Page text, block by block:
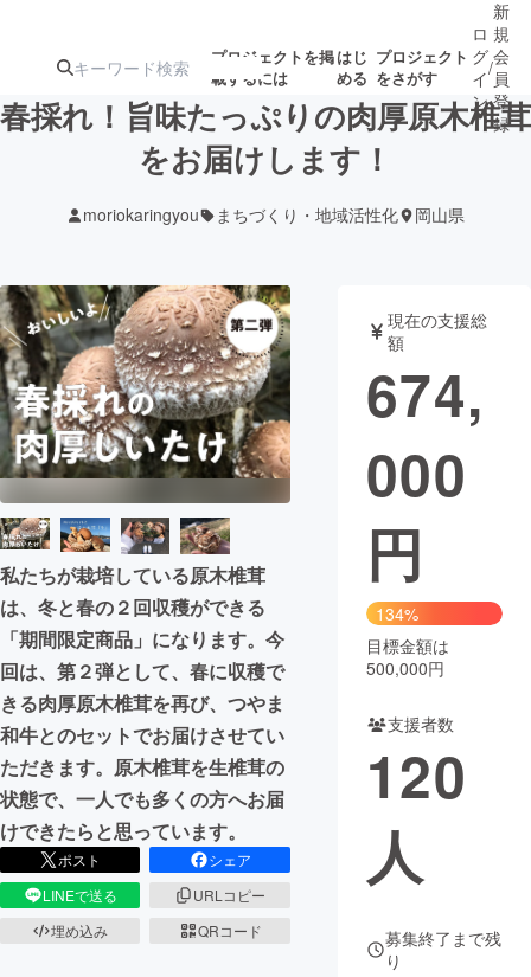
プロジェクトを掲
載するには
はじ
める
プロジェクト
をさがす
ターン
ジェクト
募集終了が近いプ
ロジェクト
もうすぐ公開
されます
アート・写真 音楽
テクノロジー・ガジェット ゲーム・サ
映像・映画
ビジネス・起業
まちづくり・地域活性化
CAMPFIRE for Social Good
CAMPFIRE Creation
CAMPFIREふるさと納税machi-ya コミュニティ
ロ
グ
イ
ン
/
新
規
会
員
登
録
春採れ！旨味たっぷりの肉厚原木椎茸
をお届けします！
moriokaringyou まちづくり・地域活性化 岡山県
私たちが栽培している原木椎茸
は、冬と春の２回収穫ができる
「期間限定商品」になります。今
回は、第２弾として、春に収穫で
きる肉厚原木椎茸を再び、つやま
和牛とのセットでお届けさせてい
ただきます。原木椎茸を生椎茸の
状態で、一人でも多くの方へお届
けできたらと思っています。
ポスト
シェア
LINEで送る
URLコピー
埋め込み
QRコード
現在の支援総
額
674,
000
円
134%
目標金額は
500,000円
支援者数
120
人
募集終了まで残
り